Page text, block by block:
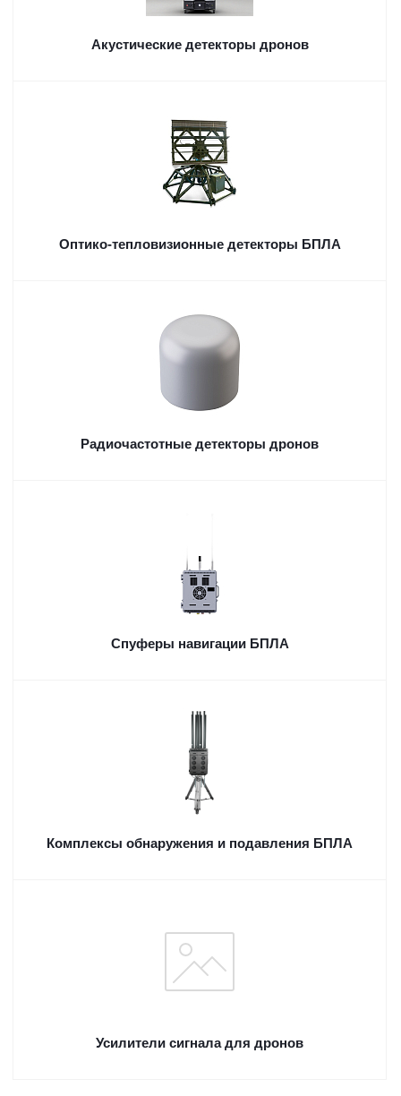
Акустические детекторы дронов
Оптико-тепловизионные детекторы БПЛА
Радиочастотные детекторы дронов
Спуферы навигации БПЛА
Комплексы обнаружения и подавления БПЛА
Усилители сигнала для дронов